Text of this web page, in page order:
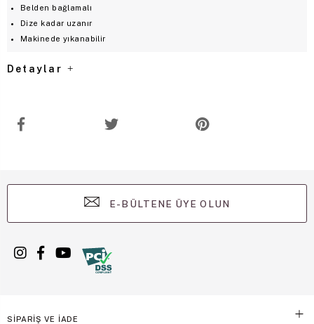
Belden bağlamalı
Dize kadar uzanır
Makinede yıkanabilir
Detaylar
E-BÜLTENE ÜYE OLUN
SİPARİŞ VE İADE